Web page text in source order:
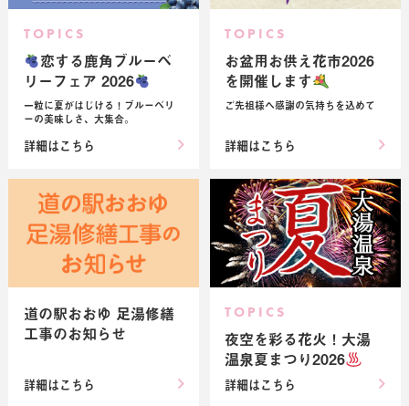
TOPICS
恋する鹿角ブルーベ
リーフェア 2026
一粒に夏がはじける！ブルーベリ
ーの美味しさ、大集合。
詳細はこちら
TOPICS
お盆用お供え花市2026
を開催します
ご先祖様へ感謝の気持ちを込めて
詳細はこちら
道の駅おおゆ 足湯修繕
工事のお知らせ
詳細はこちら
TOPICS
夜空を彩る花火！大湯
温泉夏まつり2026
詳細はこちら